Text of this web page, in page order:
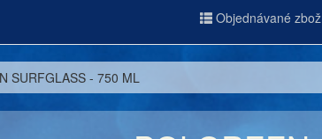
Objednávané
SURFGLASS - 750 ML